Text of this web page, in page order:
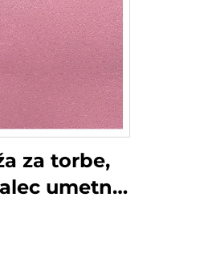
za torbe,
umetne